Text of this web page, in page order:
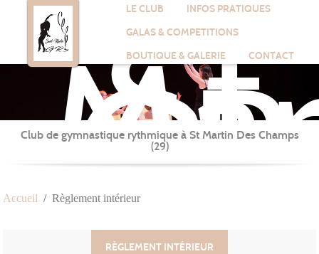
LE CLUB
INFOS PRATIQUES
GALAS & COMPETITIONS
BOUTIQUE & GALERIE
CONTACT
St
GR
Club de gymnastique rythmique à St Martin Des Champs
(29)
Accueil Règlement intérieur
RÈGLEMENT INTÉRIEUR
Panneau de gestion des cookies